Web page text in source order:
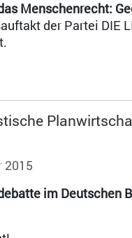
Menschenrecht:
der Partei DIE
2015
im